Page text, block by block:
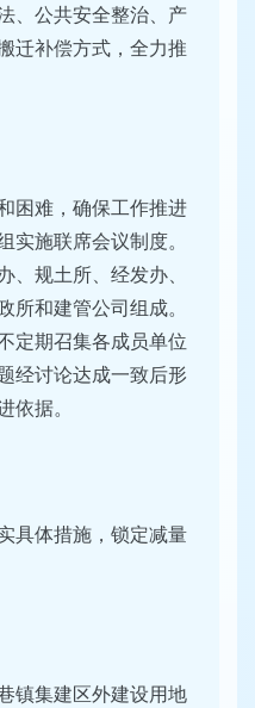
、公共安全整治、产
迁补偿方式，全力推
困难，确保工作推进
实施联席会议制度。
、规土所、经发办、
所和建管公司组成。
定期召集各成员单位
经讨论达成一致后形
依据。
具体措施，锁定减量
镇集建区外建设用地